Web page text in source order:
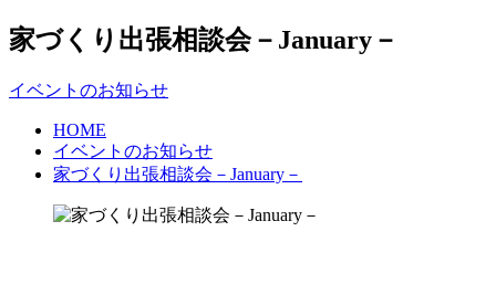
家づくり出張相談会－January－
イベントのお知らせ
HOME
イベントのお知らせ
家づくり出張相談会－January－